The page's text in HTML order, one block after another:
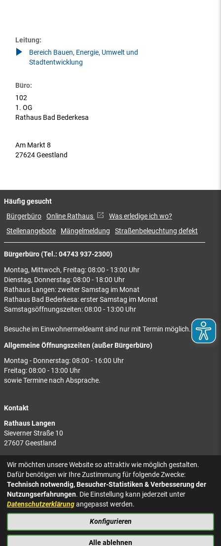
Leitung:
Bereich Bauen, Energie, Umwelt und
Stadtentwicklung
Büro:
102
1. OG
Rathaus Bad Bederkesa
Am Markt 8
27624 Geestland
Bürgerbüro (Tel.: 04743 937-2300)
Montag, Mittwoch, Freitag: 08:00 - 13:00 Uhr
Dienstag, Donnerstag: 08:00 - 18:00 Uhr
Rathaus Langen: zweiter Samstag im Monat
Rathaus Bad Bederkesa: erster Samstag im Monat
Samstagsöffnungszeiten: 08:00 - 13:00 Uhr
Besuche im Einwohnermeldeamt sind nur mit Termin möglich.
Allgemeine Öffnungszeiten (außer Bürgerbüro)
Montag - Donnerstag: 08:00 - 16:00 Uhr
Freitag: 08:00 - 13:00 Uhr
sowie Termine nach Absprache.
Kontakt
Rathaus Langen
Sieverner Straße 10
27607 Geestland
Rathaus Bad Bederkesa
Am Markt 8
27624 Geestland
Tel.: 04743 937-2300
Häufig gesucht
Bürgerbüro Online Rathaus
Was erledige ich wo?
Stellenangebote
Mängelmeldung Straßenbeleuchtung defekt
KONTAKT
IMPRESSUM
NACH OBEN
Wir möchten unsere Website so attraktiv wie möglich gestalten.
Dafür benötigen wir Ihre Zustimmung für folgende Zwecke:
Technisch notwendig, Besucher-Statistiken & Verbesserung der
Nutzungserfahrungen. Die Einstellung kann jederzeit unter
Datenschutzerklärungangepasst werden.
Konfigurieren
Alle ablehnen